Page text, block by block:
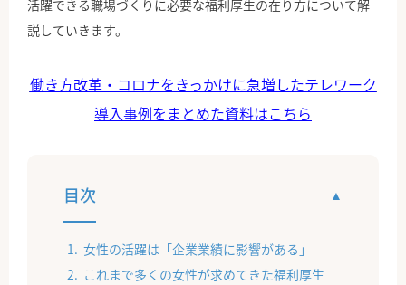
活躍できる職場づくりに必要な福利厚生の在り方について解
説していきます。
働き方改革・コロナをきっかけに急増したテレワーク
導入事例をまとめた資料はこちら
目次
女性の活躍は「企業業績に影響がある」
これまで多くの女性が求めてきた福利厚生